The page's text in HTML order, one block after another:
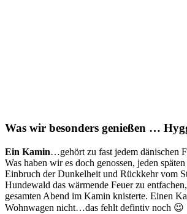
Was wir besonders genießen …
Ein Kamin…gehört zu fast jedem dänischen
Was haben wir es doch genossen, jeden
Einbruch der Dunkelheit und Rückkehr vom
Hundewald das wärmende Feuer zu
gesamten Abend im Kamin knisterte. Einen
Wohnwagen nicht…das fehlt defintiv noch 😉